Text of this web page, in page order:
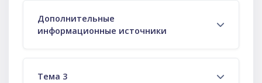
Дополнительные
информационные источники
Тема 3